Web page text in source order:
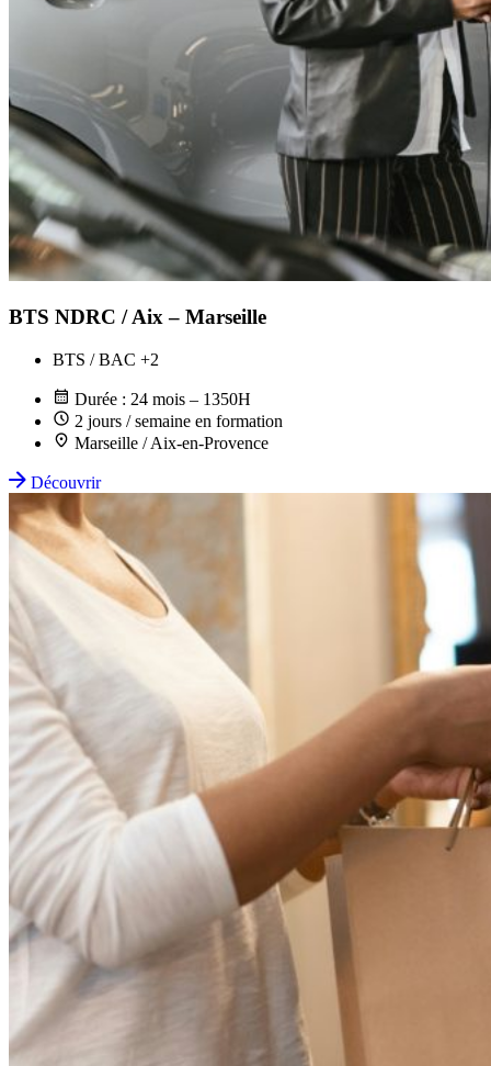
BTS NDRC / Aix – Marseille
BTS / BAC +2
Durée : 24 mois – 1350H
2 jours / semaine en formation
Marseille / Aix-en-Provence
Découvrir